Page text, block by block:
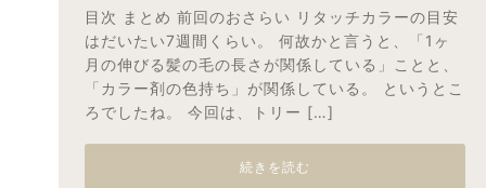
目次 まとめ 前回のおさらい リタッチカラーの目安
はだいたい7週間くらい。 何故かと言うと、「1ヶ
月の伸びる髪の毛の長さが関係している」ことと、
「カラー剤の色持ち」が関係している。 というとこ
ろでしたね。 今回は、トリー […]
続きを読む